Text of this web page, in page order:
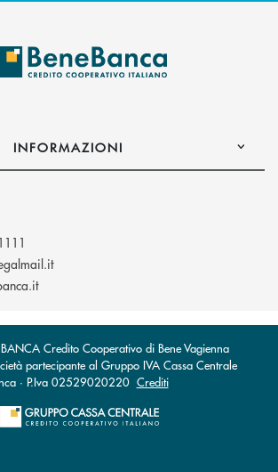
INFORMAZIONI
(si apre l’app di posta elettronica)
(si apre l’app di posta elettronica)
Credito Cooperativo di Bene Vagienna
partecipante al Gruppo IVA Cassa Centrale
· P.Iva 02529020220 Crediti